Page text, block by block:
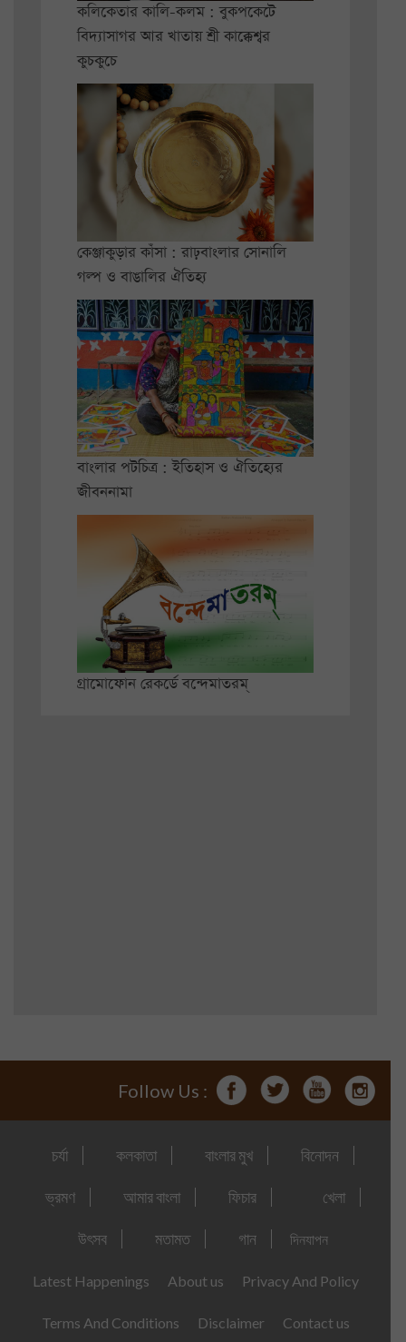
কলিকেতার কালি-কলম : বুকপকেটে
বিদ্যাসাগর আর খাতায় শ্রী কাক্কেশ্বর
কুচকুচে
কেঞ্জাকুড়ার কাঁসা : রাঢ়বাংলার সোনালি
গল্প ও বাঙালির ঐতিহ্য
বাংলার পটচিত্র : ইতিহাস ও ঐতিহ্যের
জীবননামা
গ্রামোফোন রেকর্ডে বন্দেমাতরম্
Follow Us :
চর্যা কলকাতা বাংলার মুখ বিনোদন
ভ্রমণ আমার বাংলা ফিচার খেলা
উৎসব মতামত গান দিনযাপন
Latest Happenings About us Privacy And Policy
Terms And Conditions Disclaimer Contact us